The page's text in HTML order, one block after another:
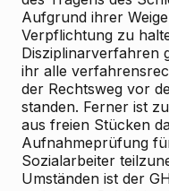
Aufgrund ihrer
Verpflichtung zu
Disziplinarverfahren
ihr alle
der Rechtsweg vor
standen. Ferner ist
aus freien Stücken
Aufnahmeprüfung
Sozialarbeiter
Umständen ist der